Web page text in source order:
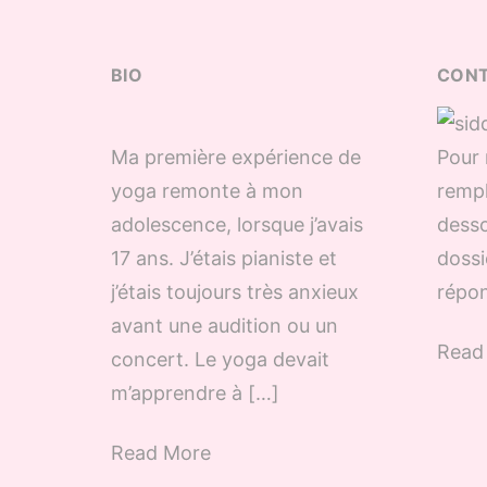
BIO
Ma première expérience de
yoga remonte à mon
adolescence, lorsque j’avais
17 ans. J’étais pianiste et
j’étais toujours très anxieux
avant une audition ou un
concert. Le yoga devait
m’apprendre à […]
Read More
Pour